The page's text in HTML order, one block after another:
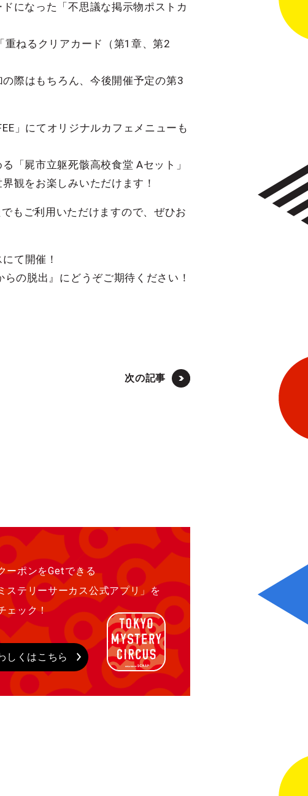
になった「不思議な掲示物ポストカ
ねるクリアカード（第1章、第2
際はもちろん、今後開催予定の第3
」にてオリジナルカフェメニューも
「屍市立躯死骸高校食堂 Aセット」
観をお楽しみいただけます！
もご利用いただけますので、ぜひお
て開催！
の脱出』にどうぞご期待ください！
次の記事
ーポンをGetできる
ステリーサーカス公式アプリ」を
ェック！
しくはこちら